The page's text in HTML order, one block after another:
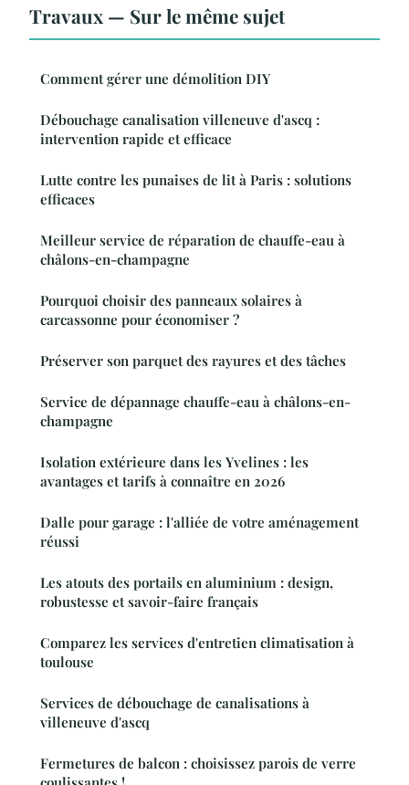
Travaux — Sur le même sujet
Comment gérer une démolition DIY
Débouchage canalisation villeneuve d'ascq :
intervention rapide et efficace
Lutte contre les punaises de lit à Paris : solutions
efficaces
Meilleur service de réparation de chauffe-eau à
châlons-en-champagne
Pourquoi choisir des panneaux solaires à
carcassonne pour économiser ?
Préserver son parquet des rayures et des tâches
Service de dépannage chauffe-eau à châlons-en-
champagne
Isolation extérieure dans les Yvelines : les
avantages et tarifs à connaître en 2026
Dalle pour garage : l'alliée de votre aménagement
réussi
Les atouts des portails en aluminium : design,
robustesse et savoir-faire français
Comparez les services d'entretien climatisation à
toulouse
Services de débouchage de canalisations à
villeneuve d'ascq
Fermetures de balcon : choisissez parois de verre